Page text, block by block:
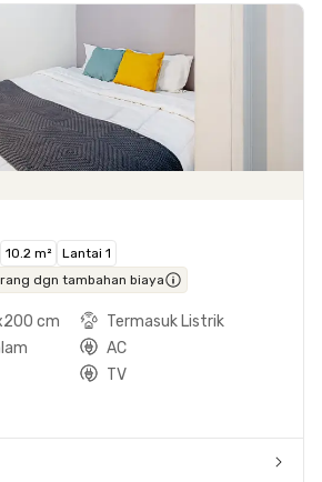
10.2 m²
Lantai 1
dgn tambahan biaya
cm
Termasuk Listrik
AC
TV